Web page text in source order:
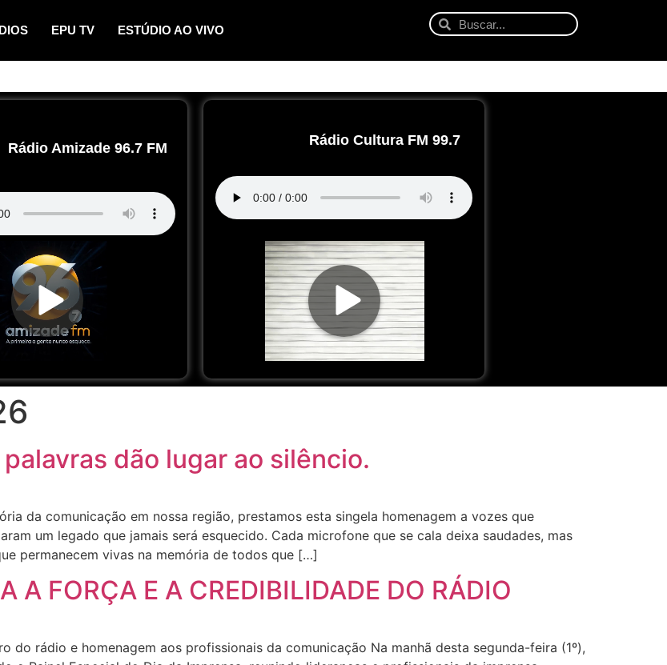
EPU TV ESTÚDIO AO VIVO
Rádio Amizade 96.7 FM Rádio Cultura FM 99.7
dão lugar ao silêncio.
da comunicação em nossa região, prestamos esta singela homenagem a vozes que
um legado que jamais será esquecido. Cada microfone que se cala deixa saudades, mas
permanecem vivas na memória de todos que […]
A FORÇA E A CREDIBILIDADE DO RÁDIO
rádio e homenagem aos profissionais da comunicação Na manhã desta segunda-feira (1º),